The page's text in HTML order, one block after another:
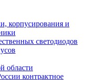
корпусирования и
светодиодов
области
контрактное